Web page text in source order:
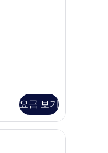
요금 보기